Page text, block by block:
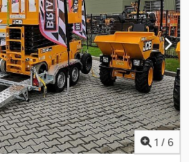
verzinkt mit
- Schaufelablage montiert -
klappbar und Stützbügel mit
abschließbar, verstärktes
die Uhr über unseren Onlineshop auf
Bestellannahme : MO. - FR. 08. 00
00 UHR oder rund um die Uhr über
de Inhalt und Bilder
- Logos Markenschutz 07/25
1 / 6